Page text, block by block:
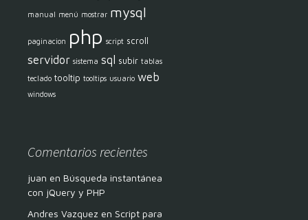
manual menú mostrar mysql
paginacion php script scroll
servidor sistema sql subir tablas
teclado tooltip tooltips usuario web
windows
Comentarios recientes
juan en Búsqueda instantánea
con jQuery y PHP
Andres Vazquez en Script para